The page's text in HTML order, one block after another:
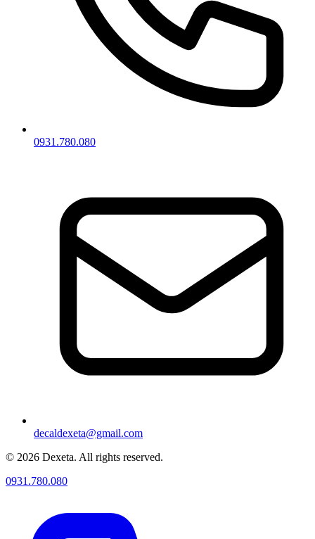
0931.780.080
decaldexeta@gmail.com
© 2026 Dexeta. All rights reserved.
0931.780.080